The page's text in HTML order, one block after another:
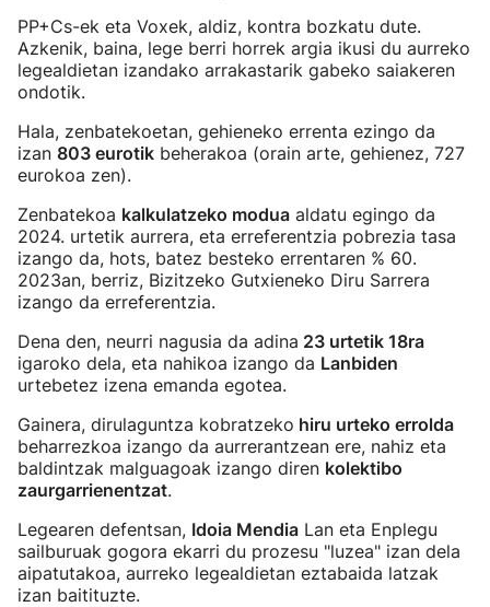
PP+Cs-ek eta Voxek, aldiz, kontra bozkatu dute.
Azkenik, baina, lege berri horrek argia ikusi du aurreko
legealdietan izandako arrakastarik gabeko saiakeren
ondotik.
Hala, zenbatekoetan, gehieneko errenta ezingo da
izan 803 eurotik beherakoa (orain arte, gehienez, 727
eurokoa zen).
Zenbatekoa kalkulatzeko modua aldatu egingo da
2024. urtetik aurrera, eta erreferentzia pobrezia tasa
izango da, hots, batez besteko errentaren % 60.
2023an, berriz, Bizitzeko Gutxieneko Diru Sarrera
izango da erreferentzia.
Dena den, neurri nagusia da adina 23 urtetik 18ra
igaroko dela, eta nahikoa izango da Lanbiden
urtebetez izena emanda egotea.
Gainera, dirulaguntza kobratzeko hiru urteko errolda
beharrezkoa izango da aurrerantzean ere, nahiz eta
baldintzak malguagoak izango diren kolektibo
zaurgarrienentzat.
Legearen defentsan, Idoia Mendia Lan eta Enplegu
sailburuak gogora ekarri du prozesu "luzea" izan dela
aipatutakoa, aurreko legealdietan eztabaida latzak
izan baitituzte.